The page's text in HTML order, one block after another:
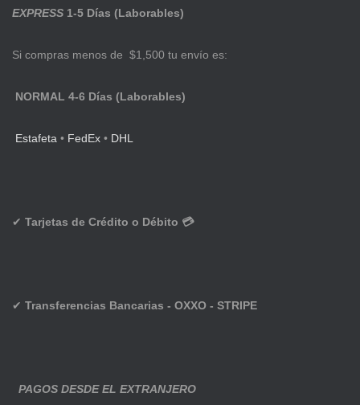
EXPRESS 1-5 Días (Laborables)
Si compras menos de $1,500 tu envío es:
NORMAL 4-6 Días (Laborables)
Estafeta • FedEx • DHL
✔ Tarjetas de Crédito o Débito 💳
✔ Transferencias Bancarias - OXXO - STRIPE
PAGOS DESDE EL EXTRANJERO